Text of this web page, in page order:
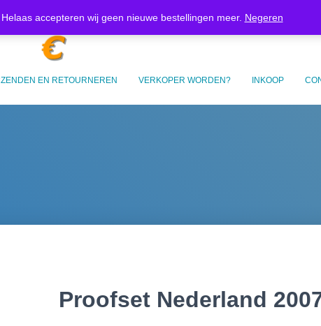
accepteren wij geen nieuwe bestellingen meer. Negeren
Mijn account Afrekenen Winkelmand
EN RETOURNEREN VERKOPER WORDEN? INKOOP
Proofset Nederland